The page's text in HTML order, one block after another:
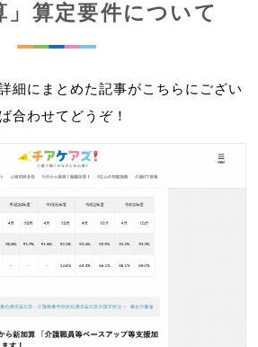
」算定要件について
細にまとめた記事がこちらにござい
合わせてどうぞ！